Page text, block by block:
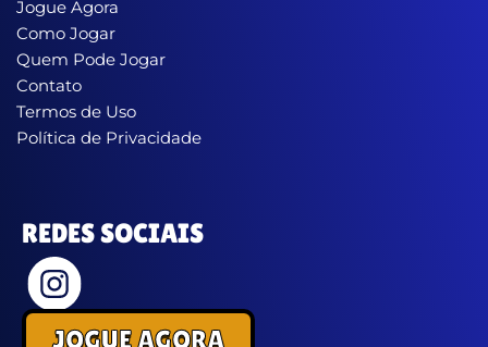
Jogue Agora
Como Jogar
Quem Pode Jogar
Contato
Termos de Uso
Política de Privacidade
REDES SOCIAIS
JOGUE AGORA